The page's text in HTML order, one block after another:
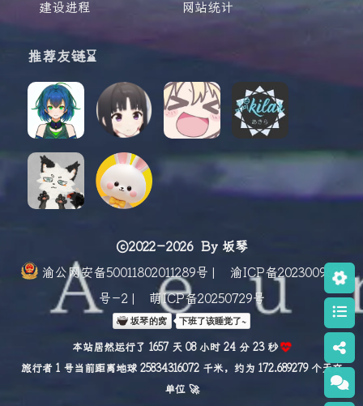
建设进程
网站统计
推荐友链⌛
©2022-2026By 坂琴
渝公网安备50011802011289号
渝ICP备2023009623
号-2
萌ICP备20250729号
本站居然运行了 1657 天 08 小时 24 分 24 秒
旅行者 1 号当前距离地球 25834316089 千米，约为 172.689279 个天文单
位 🚀